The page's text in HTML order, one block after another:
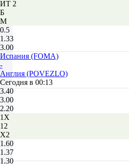
ИТ 2
Б
М
0.5
1.33
3.00
Испания (FOMA)
-
Англия (POVEZLO)
Сегодня в 00:13
3.40
3.00
2.20
1X
12
X2
1.60
1.37
1.30